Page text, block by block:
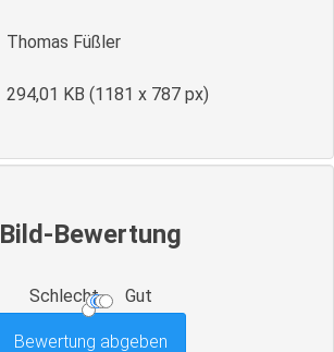
Thomas Füßler
294,01 KB (1181 x 787 px)
Bild-Bewertung
Schlecht Gut